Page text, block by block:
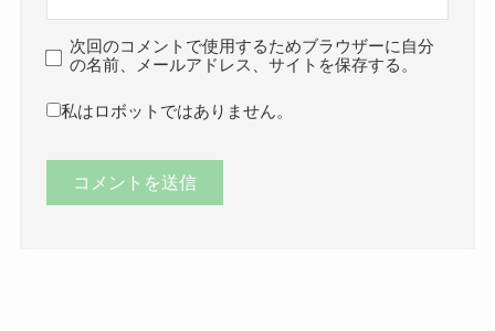
次回のコメントで使用するためブラウザーに自分
の名前、メールアドレス、サイトを保存する。
私はロボットではありません。